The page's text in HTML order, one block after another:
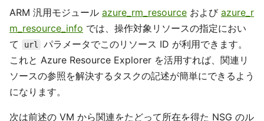
ARM 汎用モジュール azure_rm_resource および azure_r
m_resource_info では、操作対象リソースの指定におい
て
url
パラメータでこのリソース ID が利用できます。
これと Azure Resource Explorer を活用すれば、関連リ
ソースの参照を解決するタスクの記述が簡単にできるよう
になります。
次は前述の VM から関連をたどって所在を得た NSG のル